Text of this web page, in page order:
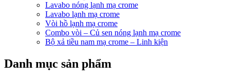
Lavabo nóng lạnh mạ crome
Lavabo lạnh mạ crome
Vòi hồ lạnh mạ crome
Combo vòi – Củ sen nóng lạnh mạ crome
Bộ xả tiều nam mạ crome – Linh kiện
Danh mục sản phẩm